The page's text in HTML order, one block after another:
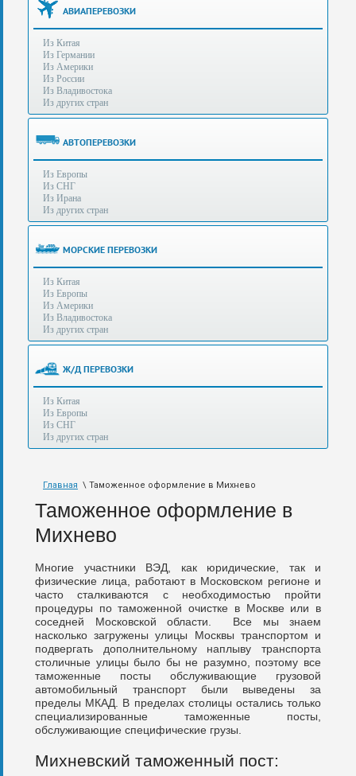
(495)
788-
Бесплатные
консультации
(Без
выходных
8:00
до
21:30)
Таможенное
оформление
грузов
аэропортах
Москвы
Шереметьево,
Внуково,
также
авиа,
железной
дороге.
96-62
+7 (925) 104-
15-94
e-mail:info@s-standard.ru
АВИАПЕРЕВОЗКИ
Из Китая
Из Германии
Из Америки
Из России
Из Владивостока
Из других стран
АВТОПЕРЕВОЗКИ
Из Европы
Из СНГ
Из Ирана
Из других стран
МОРСКИЕ ПЕРЕВОЗКИ
Из Китая
Из Европы
Из Америки
Из Владивостока
Из других стран
Ж/Д ПЕРЕВОЗКИ
Из Китая
Из Европы
Из СНГ
Из других стран
Главная \ Таможенное оформление в Михнево
Таможенное оформление в
Михнево
Многие участники ВЭД, как юридические, так и
физические лица, работают в Московском регионе и
часто сталкиваются с необходимостью пройти
процедуры по таможенной очистке в Москве или в
соседней Московской области. Все мы знаем
насколько загружены улицы Москвы транспортом и
подвергать дополнительному наплыву транспорта
столичные улицы было бы не разумно, поэтому все
таможенные посты обслуживающие грузовой
автомобильный транспорт были выведены за
пределы МКАД. В пределах столицы остались только
специализированные таможенные посты,
обслуживающие специфические грузы.
Михневский таможенный пост: